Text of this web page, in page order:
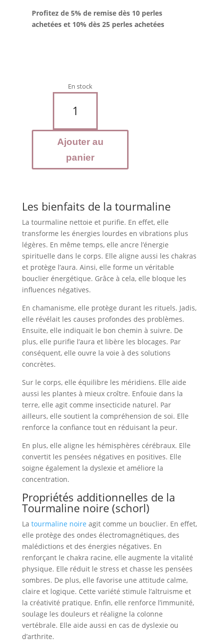
Profitez de 5% de remise dès 10 perles
achetées et 10% dès 25 perles achetées
En stock
Noire
Perles
Ajouter au
panier
Les bienfaits de la tourmaline
La tourmaline nettoie et purifie. En effet, elle
transforme les énergies lourdes en vibrations plus
légères. En même temps, elle ancre l’énergie
spirituelle dans le corps. Elle aligne aussi les chakras
et protège l’aura. Ainsi, elle forme un véritable
bouclier énergétique. Grâce à cela, elle bloque les
influences négatives.
En chamanisme, elle protège durant les rituels. Jadis,
elle révélait les causes profondes des problèmes.
Ensuite, elle indiquait le bon chemin à suivre. De
plus, elle purifie l’aura et libère les blocages. Par
conséquent, elle ouvre la voie à des solutions
concrètes.
Sur le corps, elle équilibre les méridiens. Elle aide
aussi les plantes à mieux croître. Enfouie dans la
terre, elle agit comme insecticide naturel. Par
ailleurs, elle soutient la compréhension de soi. Elle
renforce la confiance tout en réduisant la peur.
En plus, elle aligne les hémisphères cérébraux. Elle
convertit les pensées négatives en positives. Elle
soigne également la dyslexie et améliore la
concentration.
Propriétés additionnelles de la
Tourmaline noire (schorl)
La tourmaline noire agit comme un bouclier. En effet,
elle protège des ondes électromagnétiques, des
malédictions et des énergies négatives. En
renforçant le chakra racine, elle augmente la vitalité
physique. Elle réduit le stress et chasse les pensées
sombres. De plus, elle favorise une attitude calme,
claire et logique. Cette variété stimule l’altruisme et
la créativité pratique. Enfin, elle renforce l’immunité,
soulage les douleurs et réaligne la colonne
vertébrale. Elle aide aussi en cas de dyslexie ou
d’arthrite.